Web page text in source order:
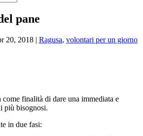
pane
20, 2018 | Ragusa, volontari per un giorno
come finalità di dare una immediata e
più bisognosi.
in due fasi: